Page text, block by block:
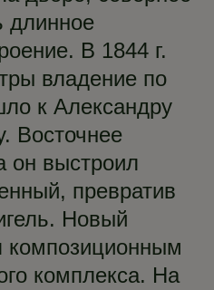
длинное
В 1844 г.
владение по
к Александру
Восточнее
он выстроил
превратив
Новый
композиционным
комплекса. На